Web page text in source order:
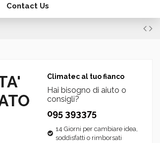
Contact Us
Climatec al tuo fianco
Hai bisogno di aiuto o
consigli?
095 393375
14 Giorni per cambiare idea,
soddisfatti o rimborsati